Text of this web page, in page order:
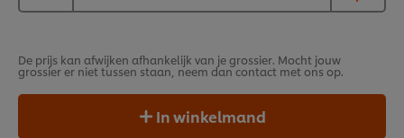
De prijs kan afwijken afhankelijk van je grossier. Mocht jouw
grossier er niet tussen staan, neem dan contact met ons op.
In winkelmand